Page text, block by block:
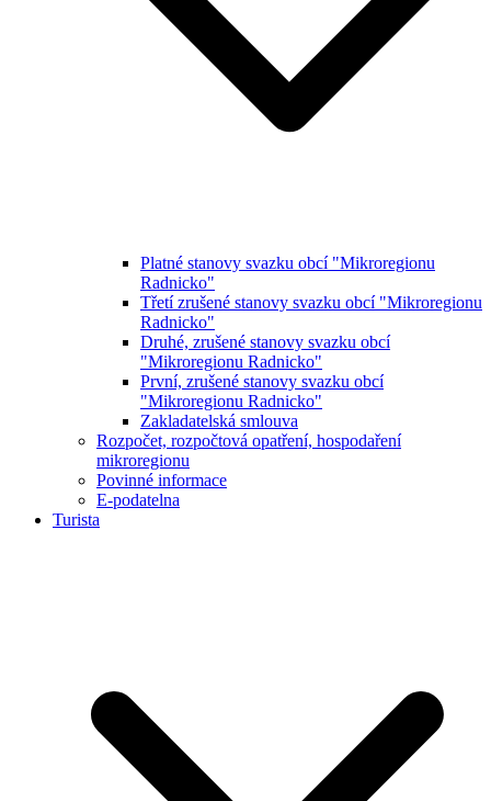
Platné stanovy svazku obcí "Mikroregionu
Radnicko"
Třetí zrušené stanovy svazku obcí "Mikroregionu
Radnicko"
Druhé, zrušené stanovy svazku obcí
"Mikroregionu Radnicko"
První, zrušené stanovy svazku obcí
"Mikroregionu Radnicko"
Zakladatelská smlouva
Rozpočet, rozpočtová opatření, hospodaření
mikroregionu
Povinné informace
E-podatelna
Turista